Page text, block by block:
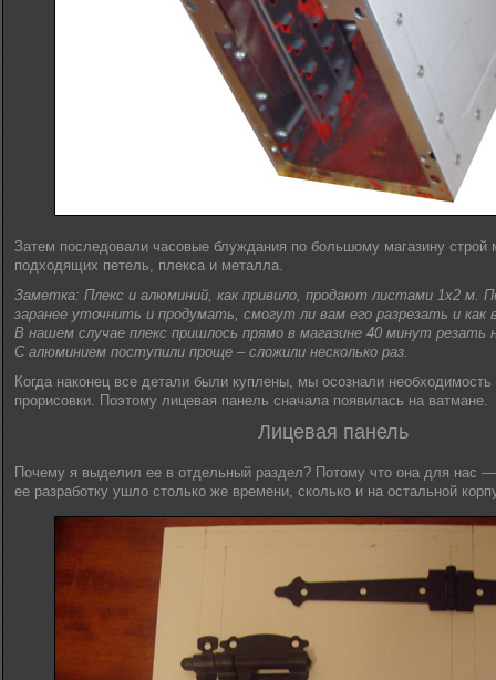
Затем последовали часовые блуждания по большому магазину строй
подходящих петель, плекса и металла.
Заметка: Плекс и алюминий, как привило, продают листами 1х2 м.
заранее уточнить и продумать, смогут ли вам его разрезать и
В нашем случае плекс пришлось прямо в магазине 40 минут резать
С алюминием поступили проще – сложили несколько раз.
Когда наконец все детали были куплены, мы осознали необходимость
прорисовки. Поэтому лицевая панель сначала появилась на ватмане.
Лицевая панель
Почему я выделил ее в отдельный раздел? Потому что она для нас
ее разработку ушло столько же времени, сколько и на остальной